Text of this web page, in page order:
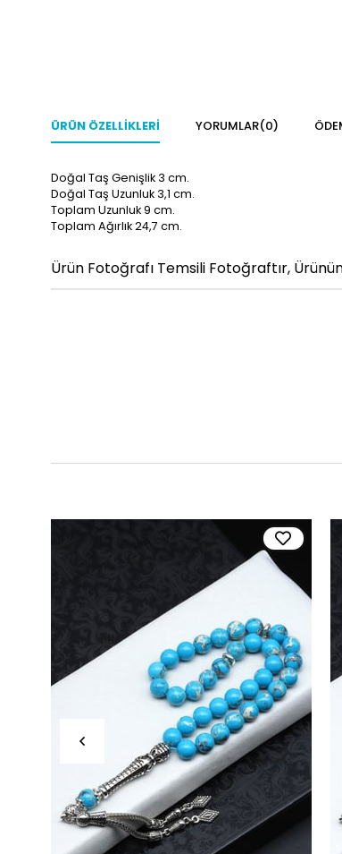
ÜRÜN ÖZELLIKLERI YORUMLAR(0)
Doğal Taş Genişlik 3 cm.
Doğal Taş Uzunluk 3,1 cm.
Toplam Uzunluk 9 cm.
Toplam Ağırlık 24,7 cm.
Ürün Fotoğrafı Temsili Fotoğraftır,